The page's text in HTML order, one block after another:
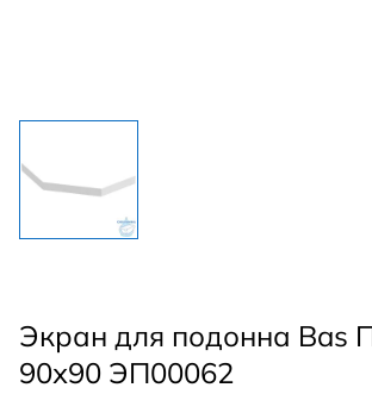
Экран для подонна Bas
90х90 ЭП00062